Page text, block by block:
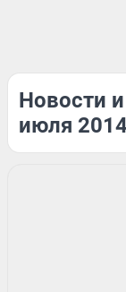
Новости
июля 2014